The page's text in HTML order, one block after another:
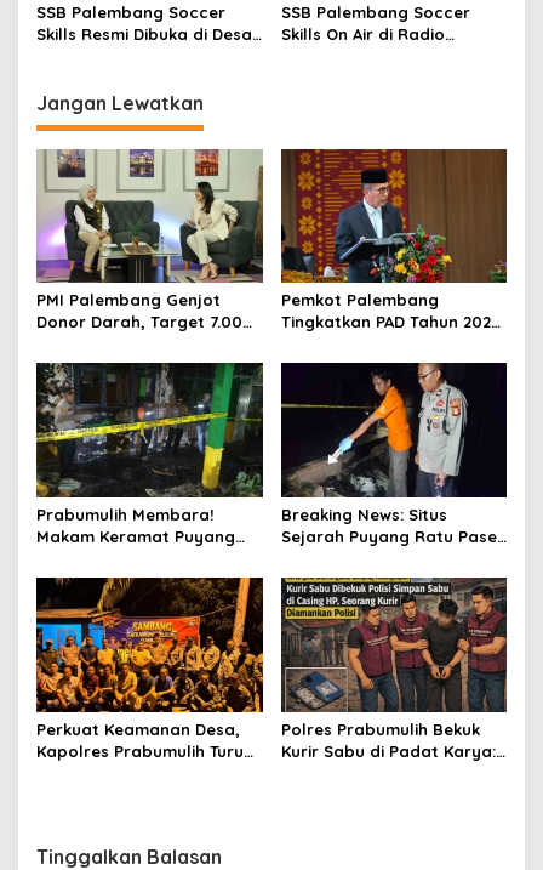
SSB Palembang Soccer
Skills Resmi Dibuka di Desa
SSB Palembang Soccer
Skills On Air di Radio
Jangan Lewatkan
PMI Palembang Genjot
Donor Darah, Target 7.000
Pemkot Palembang
Tingkatkan PAD Tahun 2026
Infrastruktur
Prabumulih Membara!
Makam Keramat Puyang
Muhammadiyah Terbakar
dalam Semalam
Breaking News: Situs
Sejarah Puyang Ratu Pase
Polisi Pasang Garis Polisi!
Perkuat Keamanan Desa,
Kapolres Prabumulih Turun
Polres Prabumulih Bekuk
Kurir Sabu di Padat Karya:
Tinggalkan Balasan